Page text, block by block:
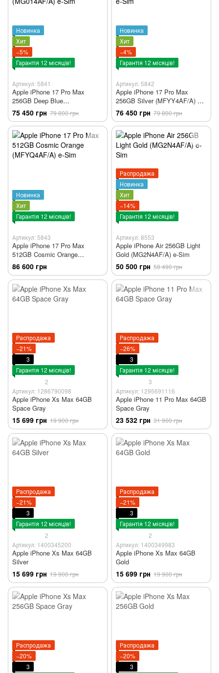
Новинка
Хит
−5%
Гарантія 12 місяців!
Артикул: 5841
Apple iPhone 17 Pro Max
256GB Deep Blue
(MG014AF/A) e-Sim
75 450 грн 79 800 грн
Новинка
Хит
−4%
Гарантія 12 місяців!
Артикул: 5842
Apple iPhone 17 Pro Max
256GB Silver (MFYY4AF/A) e-
Sim
76 450 грн 79 800 грн
Новинка
Хит
Гарантія 12 місяців!
Артикул: 5843
Apple iPhone 17 Pro Max
512GB Cosmic Orange
(MFYQ4AF/A) e-Sim
86 600 грн
Распродажа
Новинка
Хит
−14%
Гарантія 12 місяців!
Артикул: 8553
Apple iPhone Air 256GB Light
Gold (MG2N4AF/A) e-Sim
50 500 грн 58 490 грн
Распродажа
−21%
3
Гарантія 12 місяців!
2
Артикул: 1286790098
Apple iPhone Xs Max 64GB
Space Gray
15 699 грн 19 900 грн
Распродажа
−26%
3
Гарантія 12 місяців!
3
Артикул: 1295691116
Apple iPhone 11 Pro Max 64GB
Space Gray
23 532 грн 31 900 грн
Распродажа
−21%
3
Гарантія 12 місяців!
2
Артикул: 1400345200
Apple iPhone Xs Max 64GB
Silver
15 699 грн 19 900 грн
Распродажа
−21%
3
Гарантія 12 місяців!
2
Артикул: 1400349983
Apple iPhone Xs Max 64GB
Gold
15 699 грн 19 900 грн
Распродажа
−20%
3
Распродажа
−20%
3